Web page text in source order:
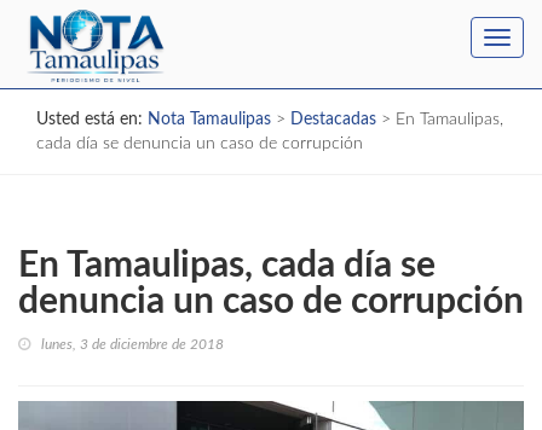
Usted está en: Nota Tamaulipas > Destacadas > En Tamaulipas,
cada día se denuncia un caso de corrupción
En Tamaulipas, cada día se
denuncia un caso de corrupción
lunes, 3 de diciembre de 2018